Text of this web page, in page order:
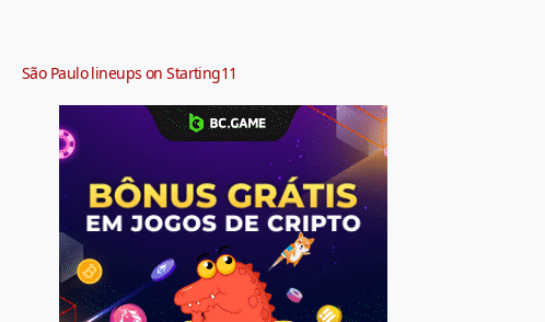
São Paulo lineups on Starting11